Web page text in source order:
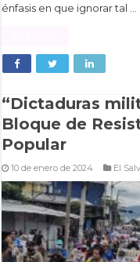
énfasis en que ignorar tal …
“Dictaduras
Bloque de
Popular
10 de enero de 2024 El